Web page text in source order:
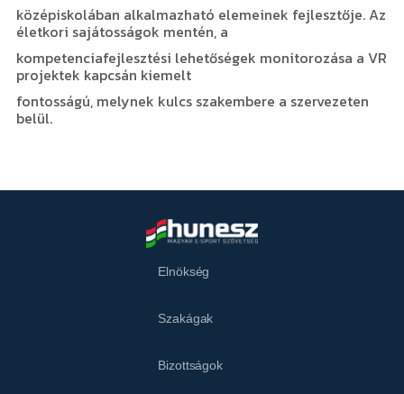
középiskolában alkalmazható elemeinek fejlesztője. Az
életkori sajátosságok mentén, a
kompetenciafejlesztési lehetőségek monitorozása a VR
projektek kapcsán kiemelt
fontosságú, melynek kulcs szakembere a szervezeten
belül.
Elnökség
Szakágak
Bizottságok